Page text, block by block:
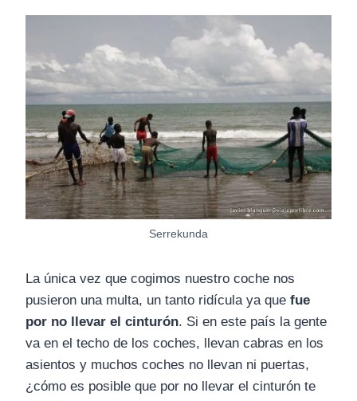
Serrekunda
La única vez que cogimos nuestro coche nos
pusieron una multa, un tanto ridícula ya que fue
por no llevar el cinturón. Si en este país la gente
va en el techo de los coches, llevan cabras en los
asientos y muchos coches no llevan ni puertas,
¿cómo es posible que por no llevar el cinturón te